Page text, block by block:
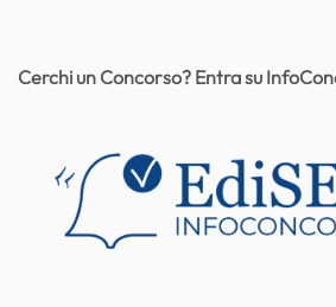
Cerchi un Concorso? Entra su